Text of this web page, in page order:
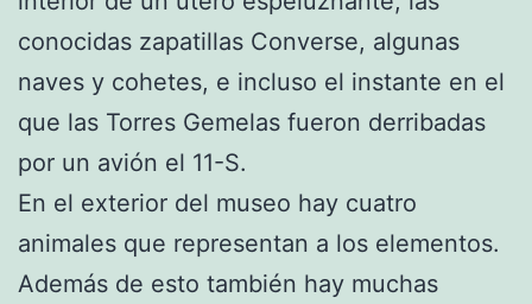
conocidas zapatillas Converse, algunas
naves y cohetes, e incluso el instante en el
que las Torres Gemelas fueron derribadas
por un avión el 11-S.
En el exterior del museo hay cuatro
animales que representan a los elementos.
Además de esto también hay muchas